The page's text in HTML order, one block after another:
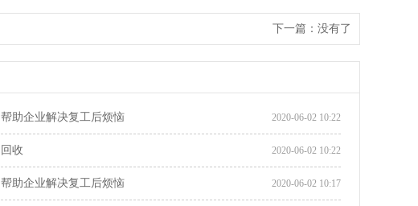
下一篇 ： 没有了
2020-06-02 10:22
帮助企业解决复工后烦恼
2020-06-02 10:22
回收
2020-06-02 10:17
帮助企业解决复工后烦恼